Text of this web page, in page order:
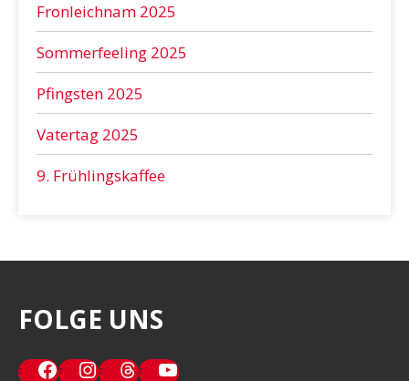
Fronleichnam 2025
Sommerfeeling 2025
Pfingsten 2025
Vatertag 2025
9. Frühlingskaffee
FOLGE UNS
Facebook
Instagram
Threads